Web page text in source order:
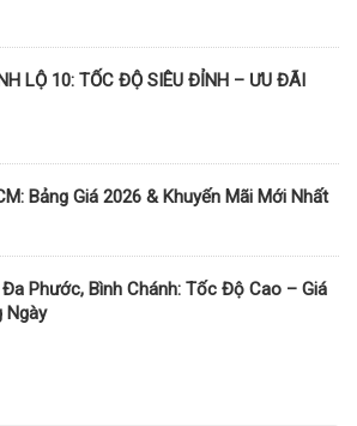
LỘ 10: TỐC ĐỘ SIÊU ĐỈNH – ƯU ĐÃI
Bảng Giá 2026 & Khuyến Mãi Mới Nhất
Phước, Bình Chánh: Tốc Độ Cao – Giá
Ngày